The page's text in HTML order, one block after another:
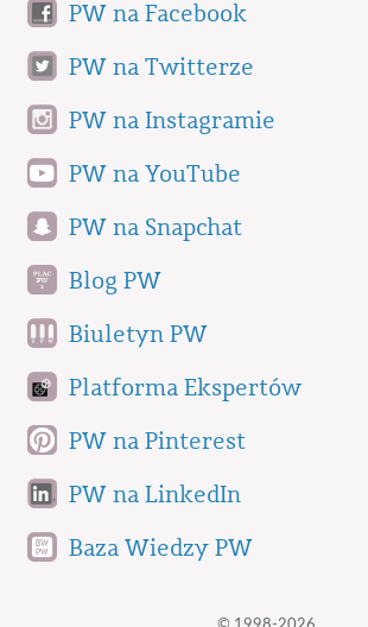
PW na Facebook
PW na Twitterze
PW na Instagramie
PW na YouTube
PW na Snapchat
Blog PW
Biuletyn PW
Platforma Ekspertów
PW na Pinterest
PW na LinkedIn
Baza Wiedzy PW